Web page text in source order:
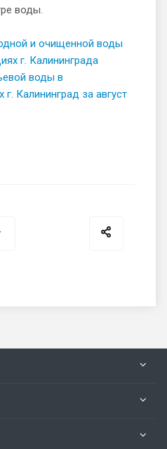
воды.
и очищенной воды
г. Калининграда
воды в
г. Калининград за август